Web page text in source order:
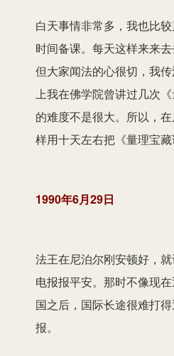
白天事情非常多，我也比
时间备课。每天这样来来去
但大家闻法的心很切，我
上我在佛学院曾讲过几次
的难度不是很大。所以，
样用十天左右把《量理宝藏
1990年6月29日
法王在尼泊尔刚安顿好，
电报报平安。那时不像现
国之后，国际长途很难打
报。